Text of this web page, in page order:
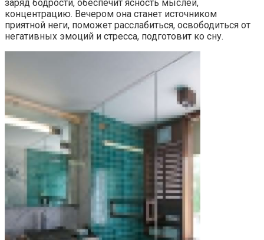
заряд бодрости, обеспечит ясность мыслей,
концентрацию. Вечером она станет источником
приятной неги, поможет расслабиться, освободиться от
негативных эмоций и стресса, подготовит ко сну.